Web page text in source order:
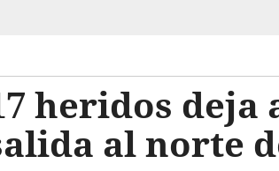
heridos deja
al norte